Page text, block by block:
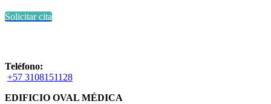
Solicitar cita
Teléfono:
+57 3108151128
EDIFICIO OVAL MÉDICA